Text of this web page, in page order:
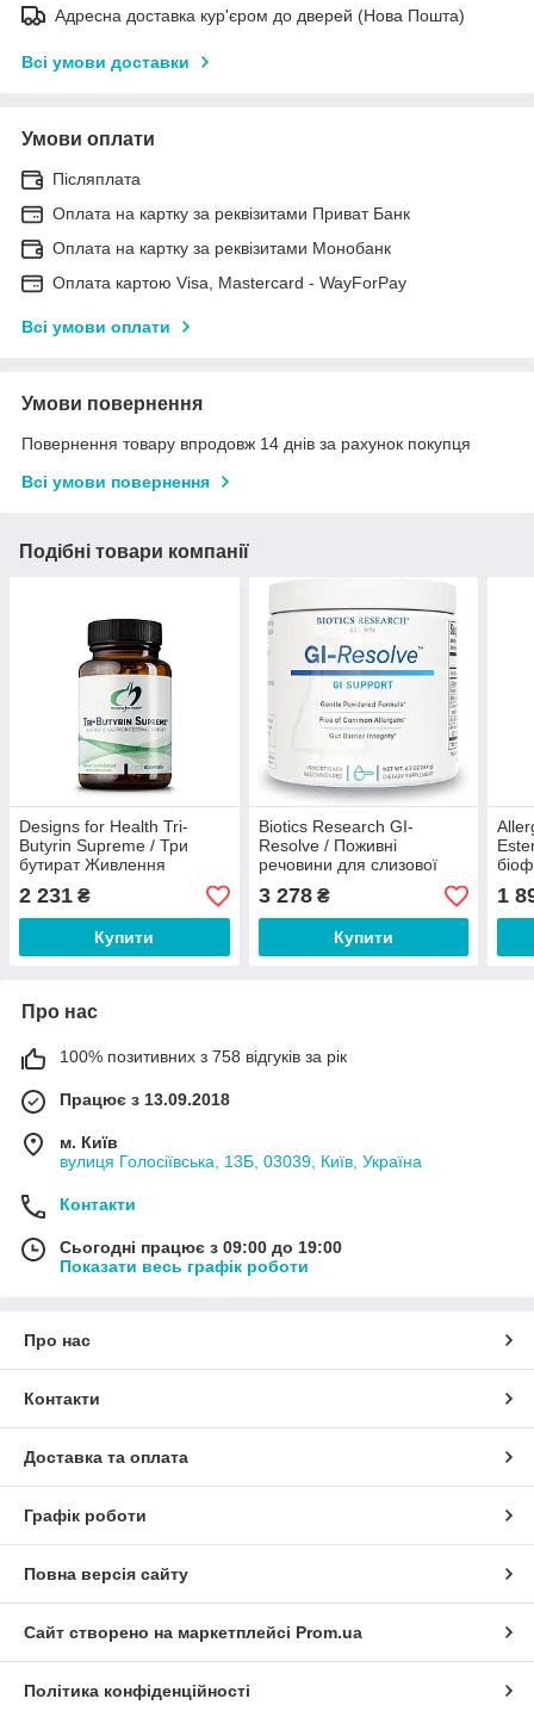
Адресна доставка кур'єром до дверей (Нова Пошта)
Всі умови доставки
Умови оплати
Післяплата
Оплата на картку за реквізитами Приват Банк
Оплата на картку за реквізитами Монобанк
Оплата картою Visa, Mastercard - WayForPay
Всі умови оплати
Умови повернення
Повернення товару впродовж 14 днів за рахунок покупця
Всі умови повернення
Подібні товари компанії
Designs for Health Tri-
Butyrin Supreme / Три
бутират Живлення
слизової оболонки
кишківника 60 капсул
2 231 ₴
Купити
Biotics Research GI-
Resolve / Поживні
речовини для слизової
оболонки кишківника 189 г
3 278₴
Купити
1
Про нас
100% позитивних з 758 відгуків за рік
Працює з 13.09.2018
м. Київ
вулиця Голосіївська, 13Б, 03039, Київ, Україна
Контакти
Сьогодні працює з 09:00 до 19:00
Показати весь графік роботи
Про нас
Контакти
Доставка та оплата
Графік роботи
Повна версія сайту
Сайт створено на маркетплейсі Prom.ua
Політика конфіденційності